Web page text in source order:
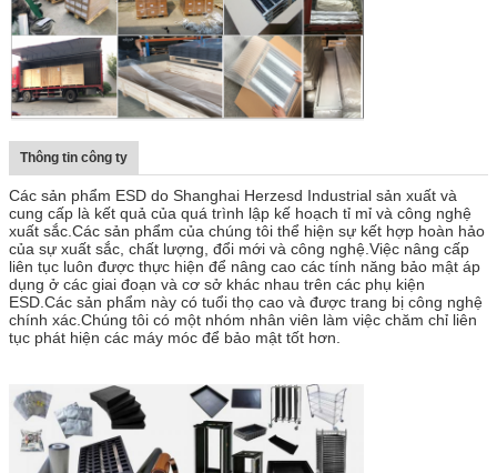
Thông tin công ty
Các sản phẩm ESD do Shanghai Herzesd Industrial sản xuất và
cung cấp là kết quả của quá trình lập kế hoạch tỉ mỉ và công nghệ
xuất sắc.Các sản phẩm của chúng tôi thể hiện sự kết hợp hoàn hảo
của sự xuất sắc, chất lượng, đổi mới và công nghệ.Việc nâng cấp
liên tục luôn được thực hiện để nâng cao các tính năng bảo mật áp
dụng ở các giai đoạn và cơ sở khác nhau trên các phụ kiện
ESD.Các sản phẩm này có tuổi thọ cao và được trang bị công nghệ
chính xác.Chúng tôi có một nhóm nhân viên làm việc chăm chỉ liên
tục phát hiện các máy móc để bảo mật tốt hơn.